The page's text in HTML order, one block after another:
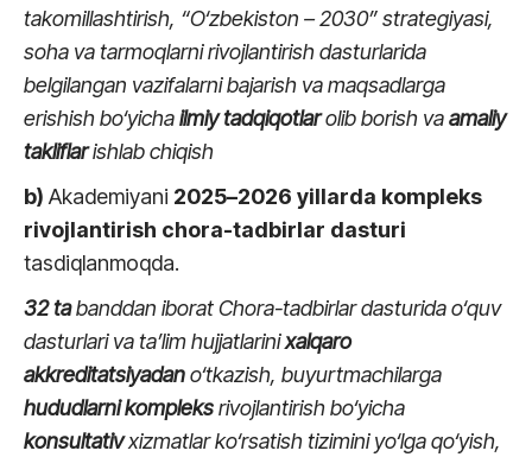
takomillashtirish, “O‘zbekiston – 2030” strategiyasi,
soha va tarmoqlarni rivojlantirish dasturlarida
belgilangan vazifalarni bajarish va maqsadlarga
erishish bo‘yichailmiy tadqiqotlarolib borish vaamaliy
takliflarishlab chiqish
b)Akademiyani 2025–2026 yillarda kompleks
rivojlantirish chora-tadbirlar dasturi
tasdiqlanmoqda.
32tabanddan iborat Chora-tadbirlar dasturida o‘quv
dasturlari va ta’lim hujjatlarinixalqaro
akkreditatsiyadano‘tkazish, buyurtmachilarga
hududlarnikompleksrivojlantirish bo‘yicha
konsultativxizmatlar ko‘rsatish tizimini yo‘lga qo‘yish,